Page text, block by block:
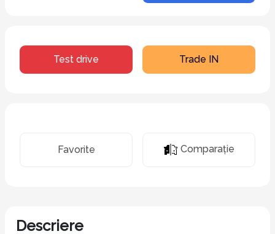
Test drive Trade IN
Favorite Comparaţie
Descriere